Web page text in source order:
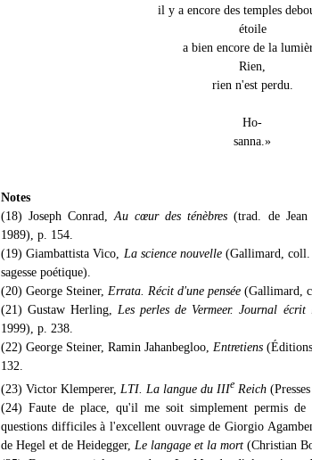
il y a encore des temples
étoile
a bien encore de la
Rien,
rien n'est perdu.
Ho-
sanna.»
Notes
(18) Joseph Conrad,Au cœur des ténèbres (trad. de
1989), p. 154.
(19) Giambattista Vico, La science nouvelle (Gallimard,
sagesse poétique).
(20) George Steiner, Errata. Récit d'une pensée (Gallimard,
(21) Gustaw Herling, Les perles de Vermeer. Journal
1999), p. 238.
(22) George Steiner, Ramin Jahanbegloo, Entretiens
132.
(23) Victor Klemperer, LTI. La langue du IIIe Reich
(24) Faute de place, qu'il me soit simplement permis de
questions difficiles à l'excellent ouvrage de Giorgio
de Hegel et de Heidegger, Le langage et la mort (Christian